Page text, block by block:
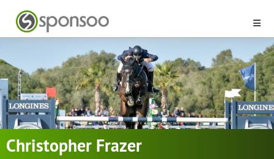
Christopher Frazer